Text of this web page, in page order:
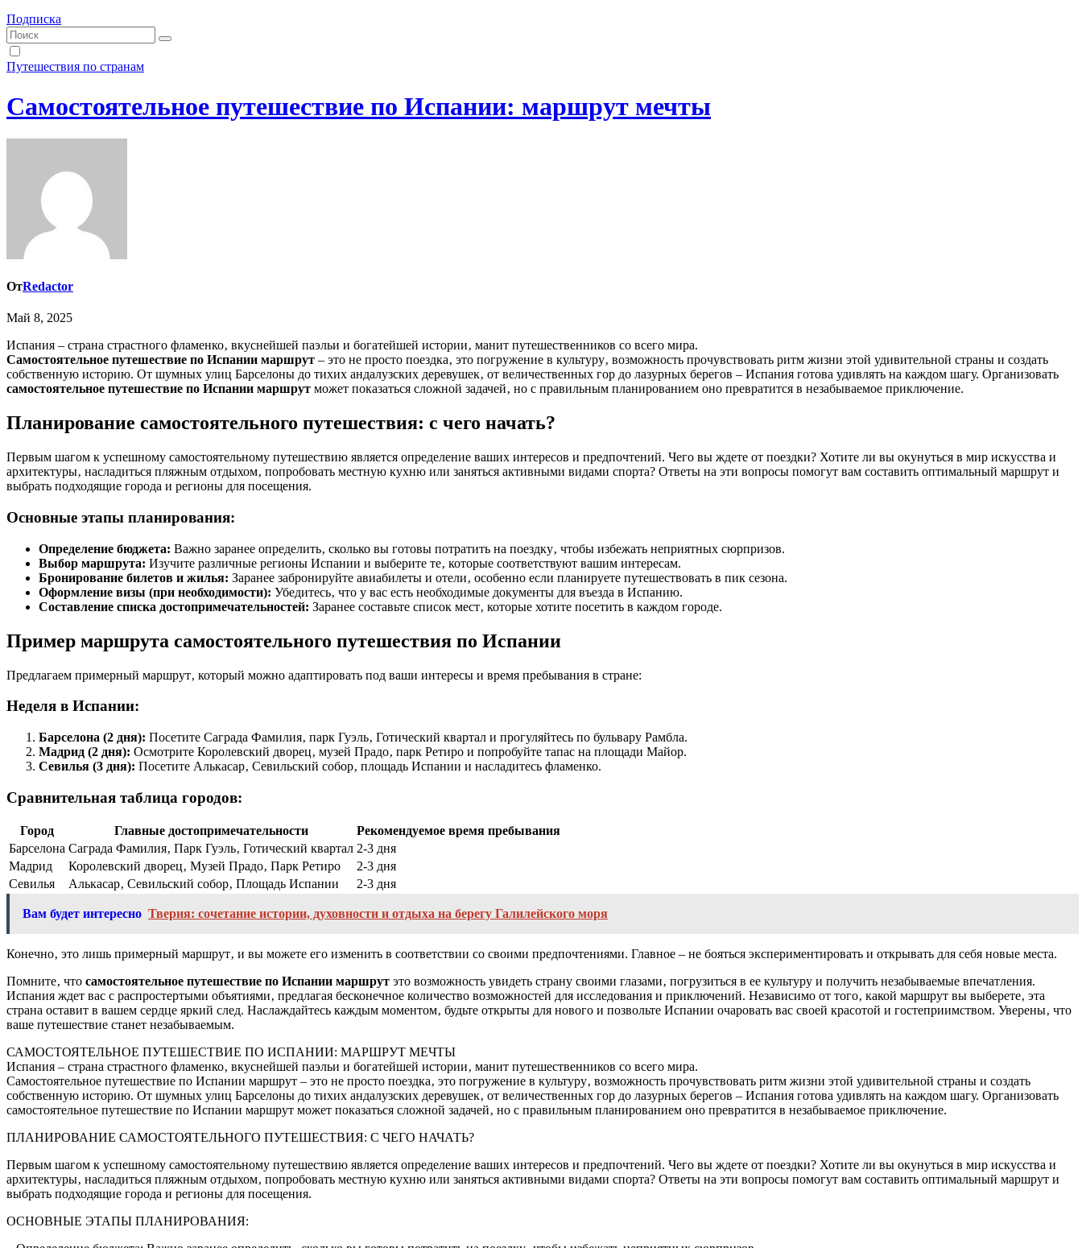
Подписка
Путешествия по странам
Самостоятельное путешествие по Испании: маршрут мечты
ОтRedactor
Май 8, 2025
Испания – страна страстного фламенко‚ вкуснейшей паэльи и богатейшей истории‚ манит путешественников со всего мира.
Самостоятельное путешествие по Испании маршрут – это не просто поездка‚ это погружение в культуру‚ возможность прочувствовать ритм жизни этой удивительной страны и создать
собственную историю. От шумных улиц Барселоны до тихих андалузских деревушек‚ от величественных гор до лазурных берегов – Испания готова удивлять на каждом шагу. Организовать
самостоятельное путешествие по Испании маршрут может показаться сложной задачей‚ но с правильным планированием оно превратится в незабываемое приключение.
Планирование самостоятельного путешествия: с чего начать?
Первым шагом к успешному самостоятельному путешествию является определение ваших интересов и предпочтений. Чего вы ждете от поездки? Хотите ли вы окунуться в мир искусства и
архитектуры‚ насладиться пляжным отдыхом‚ попробовать местную кухню или заняться активными видами спорта? Ответы на эти вопросы помогут вам составить оптимальный маршрут и
выбрать подходящие города и регионы для посещения.
Основные этапы планирования:
Определение бюджета: Важно заранее определить‚ сколько вы готовы потратить на поездку‚ чтобы избежать неприятных сюрпризов.
Выбор маршрута: Изучите различные регионы Испании и выберите те‚ которые соответствуют вашим интересам.
Бронирование билетов и жилья: Заранее забронируйте авиабилеты и отели‚ особенно если планируете путешествовать в пик сезона.
Оформление визы (при необходимости): Убедитесь‚ что у вас есть необходимые документы для въезда в Испанию.
Составление списка достопримечательностей: Заранее составьте список мест‚ которые хотите посетить в каждом городе.
Пример маршрута самостоятельного путешествия по Испании
Предлагаем примерный маршрут‚ который можно адаптировать под ваши интересы и время пребывания в стране:
Неделя в Испании:
Барселона (2 дня): Посетите Саграда Фамилия‚ парк Гуэль‚ Готический квартал и прогуляйтесь по бульвару Рамбла.
Мадрид (2 дня): Осмотрите Королевский дворец‚ музей Прадо‚ парк Ретиро и попробуйте тапас на площади Майор.
Севилья (3 дня): Посетите Алькасар‚ Севильский собор‚ площадь Испании и насладитесь фламенко.
Сравнительная таблица городов:
Город Главные достопримечательности
Рекомендуемое время пребывания
Барселона Саграда Фамилия‚ Парк Гуэль‚ Готический квартал 2-3 дня
Мадрид
Королевский дворец‚ Музей Прадо‚ Парк Ретиро
2-3 дня
Севилья
Алькасар‚ Севильский собор‚ Площадь Испании 2-3 дня
Вам будет интересно Тверия: сочетание истории, духовности и отдыха на берегу Галилейского моря
Конечно‚ это лишь примерный маршрут‚ и вы можете его изменить в соответствии со своими предпочтениями. Главное – не бояться экспериментировать и открывать для себя новые места.
Помните‚ что самостоятельное путешествие по Испании маршрут это возможность увидеть страну своими глазами‚ погрузиться в ее культуру и получить незабываемые впечатления.
Испания ждет вас с распростертыми объятиями‚ предлагая бесконечное количество возможностей для исследования и приключений. Независимо от того‚ какой маршрут вы выберете‚ эта
страна оставит в вашем сердце яркий след. Наслаждайтесь каждым моментом‚ будьте открыты для нового и позвольте Испании очаровать вас своей красотой и гостеприимством. Уверены‚ что
ваше путешествие станет незабываемым.
САМОСТОЯТЕЛЬНОЕ ПУТЕШЕСТВИЕ ПО ИСПАНИИ: МАРШРУТ МЕЧТЫ
Испания – страна страстного фламенко‚ вкуснейшей паэльи и богатейшей истории‚ манит путешественников со всего мира.
Самостоятельное путешествие по Испании маршрут – это не просто поездка‚ это погружение в культуру‚ возможность прочувствовать ритм жизни этой удивительной страны и создать
собственную историю. От шумных улиц Барселоны до тихих андалузских деревушек‚ от величественных гор до лазурных берегов – Испания готова удивлять на каждом шагу. Организовать
самостоятельное путешествие по Испании маршрут может показаться сложной задачей‚ но с правильным планированием оно превратится в незабываемое приключение.
ПЛАНИРОВАНИЕ САМОСТОЯТЕЛЬНОГО ПУТЕШЕСТВИЯ: С ЧЕГО НАЧАТЬ?
Первым шагом к успешному самостоятельному путешествию является определение ваших интересов и предпочтений. Чего вы ждете от поездки? Хотите ли вы окунуться в мир искусства и
архитектуры‚ насладиться пляжным отдыхом‚ попробовать местную кухню или заняться активными видами спорта? Ответы на эти вопросы помогут вам составить оптимальный маршрут и
выбрать подходящие города и регионы для посещения.
ОСНОВНЫЕ ЭТАПЫ ПЛАНИРОВАНИЯ: